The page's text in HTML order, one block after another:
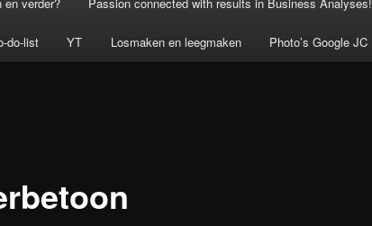
do-list YT Losmaken en leegmaken Photo’s Google JC